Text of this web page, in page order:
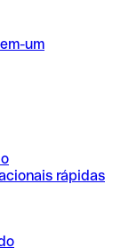
um
rápidas